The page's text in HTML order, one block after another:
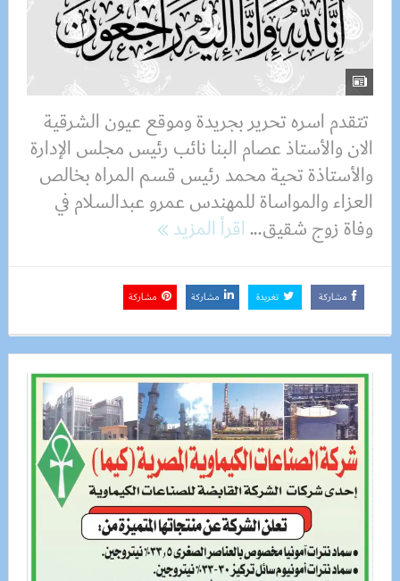
تتقدم اسره تحرير بجريدة وموقع عيون الشرقية
الان والأستاذ عصام البنا نائب رئيس مجلس الإدارة
والأستاذة تحية محمد رئيس قسم المراه بخالص
العزاء والمواساة للمهندس عمرو عبدالسلام في
وفاة زوج شقيق...اقرأ المزيد
مشاركة تغريدة مشاركة مشاركة